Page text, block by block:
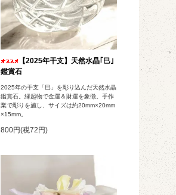
【2025年干支】天然水晶｢巳｣
鑑賞石
2025年の干支「巳」を彫り込んだ天然水晶
鑑賞石。縁起物で金運＆財運を象徴。手作
業で彫りを施し、サイズは約20mm×20mm
×15mm。
800円(税72円)